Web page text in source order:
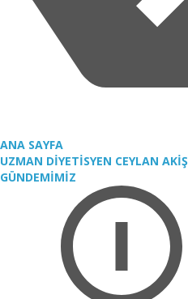
ANA SAYFA
UZMAN DİYETİSYEN CEYLAN AKİŞ
GÜNDEMİMİZ